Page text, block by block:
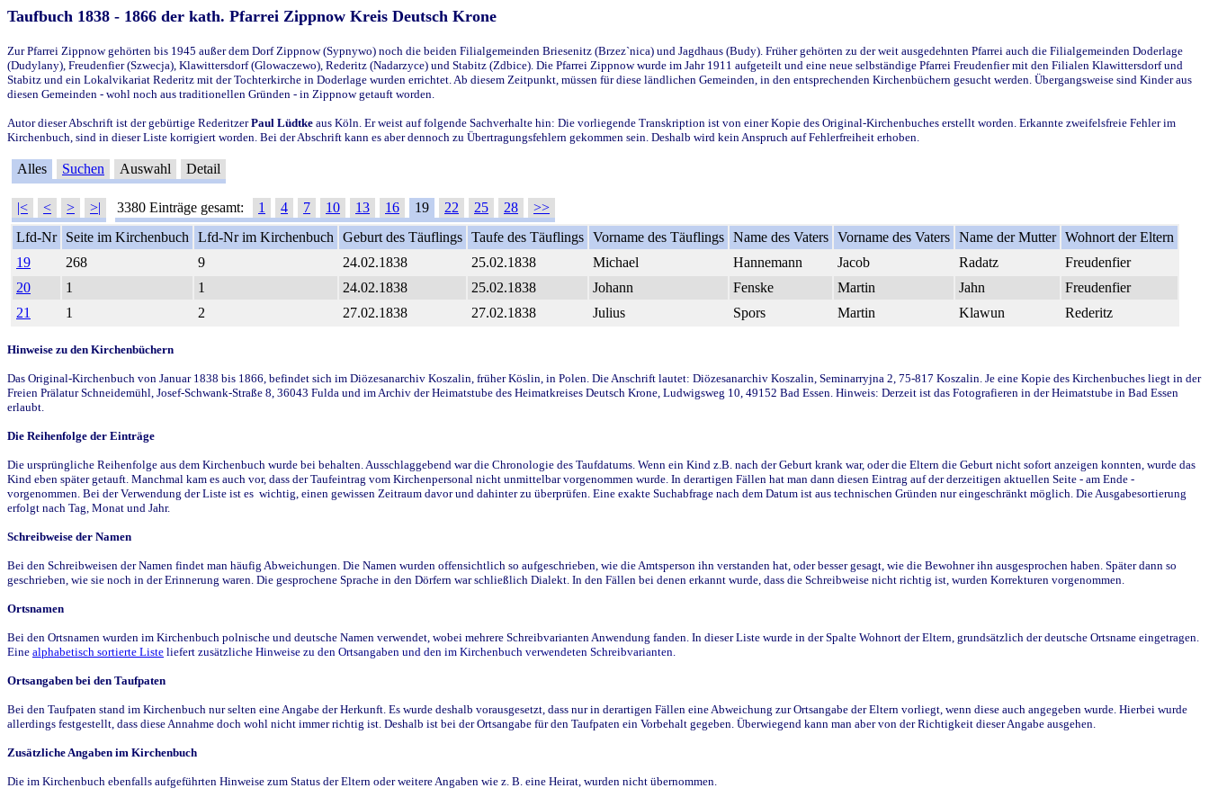
Taufbuch 1838 - 1866 der kath. Pfarrei Zippnow Kreis Deutsch Krone
Zur Pfarrei Zippnow gehörten bis 1945 außer dem Dorf Zippnow (Sypnywo) noch die beiden Filialgemeinden Briesenitz (Brzez`nica) und Jagdhaus (Budy). Früher gehörten zu der weit ausgedehnten Pfarrei auch die Filialgemeinden Doderlage
(Dudylany), Freudenfier (Szwecja), Klawittersdorf (Glowaczewo), Rederitz (Nadarzyce) und Stabitz (Zdbice). Die Pfarrei Zippnow wurde im Jahr 1911 aufgeteilt und eine neue selbständige Pfarrei Freudenfier mit den Filialen Klawittersdorf und
Stabitz und ein Lokalvikariat Rederitz mit der Tochterkirche in Doderlage wurden errichtet. Ab diesem Zeitpunkt, müssen für diese ländlichen Gemeinden, in den entsprechenden Kirchenbüchern gesucht werden. Übergangsweise sind Kinder aus
diesen Gemeinden - wohl noch aus traditionellen Gründen - in Zippnow getauft worden.
Autor dieser Abschrift ist der gebürtige RederitzerPaul Lüdtke aus Köln. Er weist auf folgende Sachverhalte hin: Die vorliegende Transkription ist von einer Kopie des Original-Kirchenbuches erstellt worden. Erkannte zweifelsfreie Fehler im
Kirchenbuch, sind in dieser Liste korrigiert worden. Bei der Abschrift kann es aber dennoch zu Übertragungsfehlern gekommen sein. Deshalb wird kein Anspruch auf Fehlerfreiheit erhoben.
Alles Suchen Auswahl Detail
|< < > >| 3380 Einträge gesamt: 1 4 7 10 13 16 19 22 25 28
>>
Lfd-Nr
Seite im Kirchenbuch Lfd-Nr im Kirchenbuch Geburt des Täuflings Taufe des Täuflings Vorname des Täuflings Name des Vaters Vorname des Vaters Name der Mutter Wohnort der Eltern
19
268 9 24.02.1838 25.02.1838 Michael Hannemann Jacob Radatz
Freudenfier
20
1 1 24.02.1838 25.02.1838 Johann Fenske Martin Jahn
Freudenfier
21
1 2 27.02.1838 27.02.1838 Julius Spors Martin Klawun Rederitz
Hinweise zu den Kirchenbüchern
Das Original-Kirchenbuch von Januar 1838 bis 1866, befindet sich im Diözesanarchiv Koszalin, früher Köslin, in Polen. Die Anschrift lautet: Diözesanarchiv Koszalin, Seminarryjna 2, 75-817 Koszalin. Je eine Kopie des Kirchenbuches liegt in der
Freien Prälatur Schneidemühl, Josef-Schwank-Straße 8, 36043 Fulda und im Archiv der Heimatstube des Heimatkreises Deutsch Krone, Ludwigsweg 10, 49152 Bad Essen. Hinweis: Derzeit ist das Fotografieren in der Heimatstube in Bad Essen
erlaubt.
Die Reihenfolge der Einträge
Die ursprüngliche Reihenfolge aus dem Kirchenbuch wurde bei behalten. Ausschlaggebend war die Chronologie des Taufdatums. Wenn ein Kind z.B. nach der Geburt krank war, oder die Eltern die Geburt nicht sofort anzeigen konnten, wurde das
Kind eben später getauft. Manchmal kam es auch vor, dass der Taufeintrag vom Kirchenpersonal nicht unmittelbar vorgenommen wurde. In derartigen Fällen hat man dann diesen Eintrag auf der derzeitigen aktuellen Seite - am Ende -
vorgenommen. Bei der Verwendung der Liste ist es wichtig, einen gewissen Zeitraum davor und dahinter zu überprüfen. Eine exakte Suchabfrage nach dem Datum ist aus technischen Gründen nur eingeschränkt möglich. Die Ausgabesortierung
erfolgt nach Tag, Monat und Jahr.
Schreibweise der Namen
Bei den Schreibweisen der Namen findet man häufig Abweichungen. Die Namen wurden offensichtlich so aufgeschrieben, wie die Amtsperson ihn verstanden hat, oder besser gesagt, wie die Bewohner ihn ausgesprochen haben. Später dann so
geschrieben, wie sie noch in der Erinnerung waren. Die gesprochene Sprache in den Dörfern war schließlich Dialekt. In den Fällen bei denen erkannt wurde, dass die Schreibweise nicht richtig ist, wurden Korrekturen vorgenommen.
Ortsnamen
Bei den Ortsnamen wurden im Kirchenbuch polnische und deutsche Namen verwendet, wobei mehrere Schreibvarianten Anwendung fanden. In dieser Liste wurde in der Spalte Wohnort der Eltern, grundsätzlich der deutsche Ortsname eingetragen.
Eine alphabetisch sortierte Liste liefert zusätzliche Hinweise zu den Ortsangaben und den im Kirchenbuch verwendeten Schreibvarianten.
Ortsangaben bei den Taufpaten
Bei den Taufpaten stand im Kirchenbuch nur selten eine Angabe der Herkunft. Es wurde deshalb vorausgesetzt, dass nur in derartigen Fällen eine Abweichung zur Ortsangabe der Eltern vorliegt, wenn diese auch angegeben wurde. Hierbei wurde
allerdings festgestellt, dass diese Annahme doch wohl nicht immer richtig ist. Deshalb ist bei der Ortsangabe für den Taufpaten ein Vorbehalt gegeben. Überwiegend kann man aber von der Richtigkeit dieser Angabe ausgehen.
Zusätzliche Angaben im Kirchenbuch
Die im Kirchenbuch ebenfalls aufgeführten Hinweise zum Status der Eltern oder weitere Angaben wie z. B. eine Heirat, wurden nicht übernommen.